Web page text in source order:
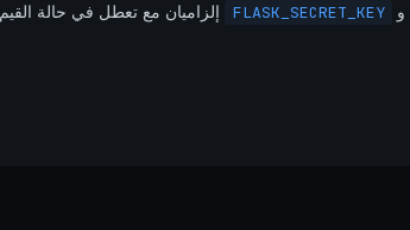
و FLASK_SECRET_KEY
إلزاميان مع تعطل في حالة القيم